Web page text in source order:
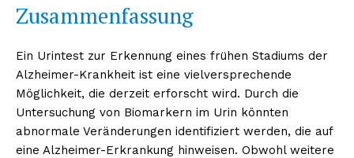
Zusammenfassung
Ein Urintest zur Erkennung eines frühen Stadiums der
Alzheimer-Krankheit ist eine vielversprechende
Möglichkeit, die derzeit erforscht wird. Durch die
Untersuchung von Biomarkern im Urin könnten
abnormale Veränderungen identifiziert werden, die auf
eine Alzheimer-Erkrankung hinweisen. Obwohl weitere